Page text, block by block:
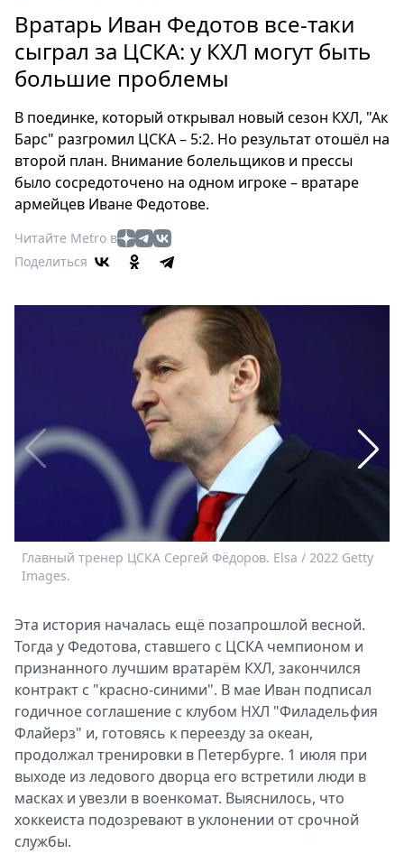
Россия
Мир
Здоровье
Туризм
Мода
Театр
Кино
Афиша
Книги
Пресс-
релизы
Metro
Стримы
Спецпроекты
Звезды
Выборы
2026
Скачай
Metro
Вратарь Иван Федотов все-таки
сыграл за ЦСКА: у КХЛ могут быть
большие проблемы
В поединке, который открывал новый сезон КХЛ, "Ак
Барс" разгромил ЦСКА – 5:2. Но результат отошёл на
второй план. Внимание болельщиков и прессы
было сосредоточено на одном игроке – вратаре
армейцев Иване Федотове.
Читайте Metro в
Поделиться
Главный тренер ЦСКА Сергей Фёдоров. Elsa / 2022 Getty
Images.
Эта история началась ещё позапрошлой весной.
Тогда у Федотова, ставшего с ЦСКА чемпионом и
признанного лучшим вратарём КХЛ, закончился
контракт с "красно-синими". В мае Иван подписал
годичное соглашение с клубом НХЛ "Филадельфия
Флайерз" и, готовясь к переезду за океан,
продолжал тренировки в Петербурге. ­1 июля при
выходе из ледового дворца его встретили люди в
масках и увезли в военкомат. Выяснилось, что
хоккеиста подозревают в уклонении от срочной
службы.